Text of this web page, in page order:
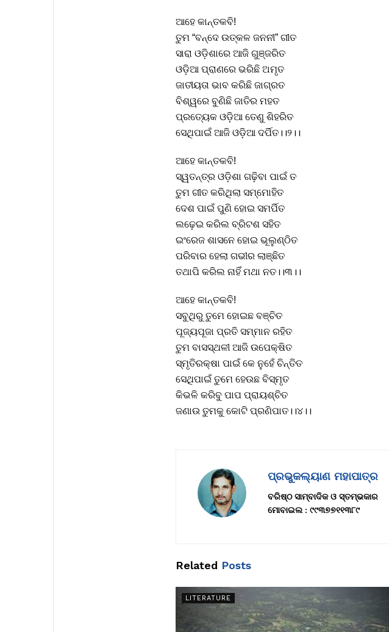
ଆହେ କାନ୍ତକବି!
ତୁମ “ବନ୍ଦେ ଉତ୍କଳ ଜନନୀ” ଗୀତ
ସାରା ଓଡ଼ିଶାରେ ଆଜି ଗୁଞ୍ଜରିତ
ଓଡ଼ିଆ ପ୍ରାଣରେ ଭରିଛି ଅମୃତ
ଜାତୀୟତା ଭାବ କରିଛି ଜାଗ୍ରତ
ବିଶ୍ୱରେ ବୁଣିଛି ଜାତିର ମହତ
ପ୍ରତ୍ୟେକ ଓଡ଼ିଆ ତେଣୁ ଶିହରିତ
ସେଥିପାଇଁ ଆଜି ଓଡ଼ିଆ ଦର୍ପିତ।।୨।।
ଆହେ କାନ୍ତକବି!
ସ୍ୱତନ୍ତ୍ର ଓଡ଼ିଶା ଗଢ଼ିବା ପାଇଁ ତ
ତୁମ ଗୀତ କରିଥିଲା ସମ୍ମୋହିତ
ଦେଶ ପାଇଁ ପୁଣି ହୋଇ ସମର୍ପିତ
ଲଢ଼େଇ କରିଲ ବ୍ରିଟଶ ସହିତ
ଇଂରେଜ ଶାସନେ ହୋଇ ଭୂଲୁଣ୍ଠିତ
ପରିବାର ହେଲା ଗଭୀର ଲାଞ୍ଛିତ
ତଥାପି କରିଲ ନାହିଁ ମଥା ନତ।।୩।।
ଆହେ କାନ୍ତକବି!
ସବୁଥିରୁ ତୁମେ ହୋଇଛ ବଞ୍ଚିତ
ପୂଜ୍ୟପୂଜା ପ୍ରତି ସମ୍ମାନ ରହିତ
ତୁମ ବାସସ୍ଥଳୀ ଆଜି ଉପେକ୍ଷିତ
ସ୍ମୃତିରକ୍ଷା ପାଇଁ କେ ନୁହେଁ ଚିନ୍ତିତ
ସେଥିପାଇଁ ତୁମେ ହେଉଛ ବିସ୍ମୃତ
କିଭଳି କରିବୁ ପାପ ପ୍ରାୟଶ୍ଚିତ
ଜଣାଉ ତୁମକୁ କୋଟି ପ୍ରଣିପାତ।।୪।।
ପ୍ରଭୁକଲ୍ୟାଣ ମହାପାତ୍ର
ବରିଷ୍ଠ ସାମ୍ବାଦିକ ଓ ସ୍ତମ୍ଭକାର
ମୋବାଇଲ : ୯୯୩୭୭୧୧୩୮୯
Related Posts
LITERATURE